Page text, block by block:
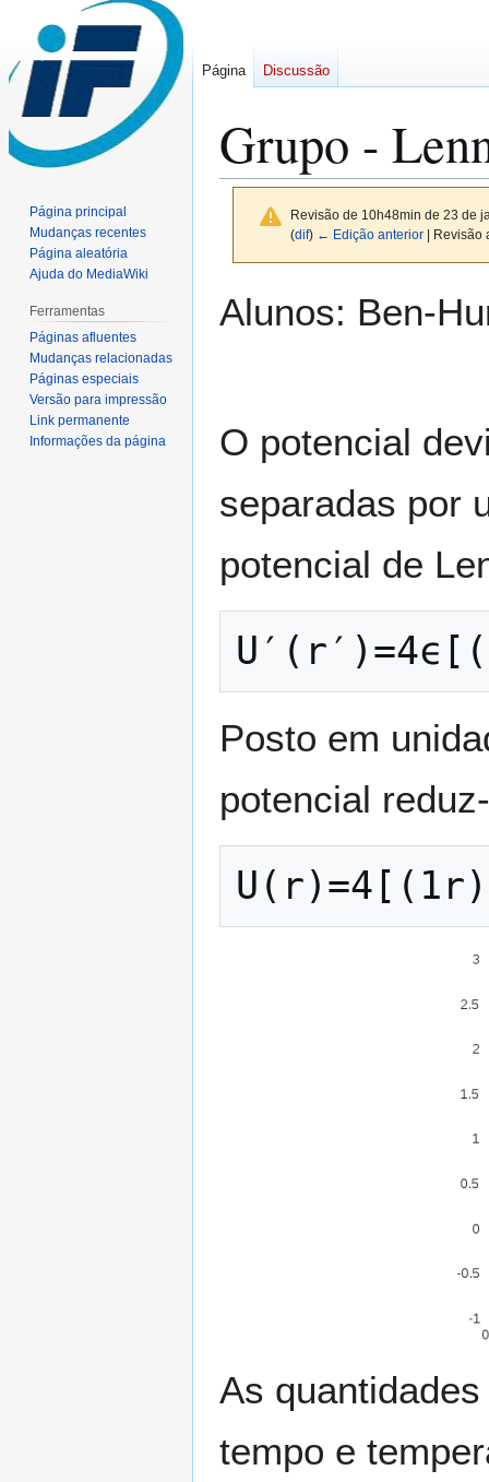
Grupo -
Revisão de 10h48min de 23 de
(dif) ← Edição anterior| Revisão
para
para
Alunos: Ben-
O potencial
separadas por
potencial de
U ′ ( r ′ ) =4ϵ [ (
Posto em
potencial
U ( r) =4 [ ( 1 r)
As
tempo e
Página Discussão
Página principal
Mudanças recentes
Página aleatória
Ajuda do MediaWiki
Ferramentas
Páginas afluentes
Mudanças relacionadas
Páginas especiais
Versão para impressão
Link permanente
Informações da página